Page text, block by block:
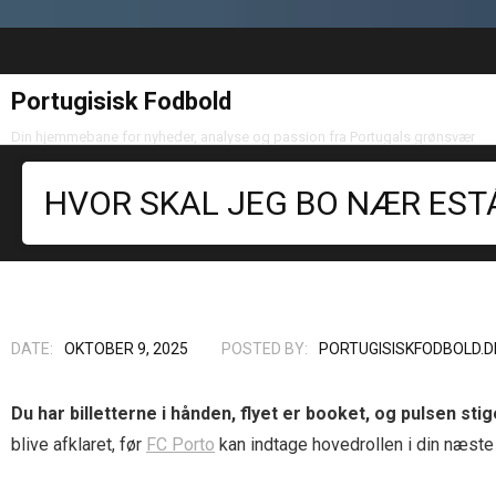
Portugisisk Fodbold
Din hjemmebane for nyheder, analyse og passion fra Portugals grønsvær
HVOR SKAL JEG BO NÆR
DATE: OKTOBER 9, 2025 POSTED BY:
Du har billetterne i hånden, flyet er booket, og pulsen
blive afklaret, før FC Porto kan indtage hovedrollen i din